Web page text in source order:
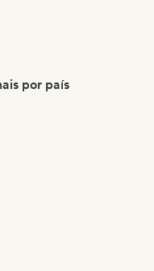
por país